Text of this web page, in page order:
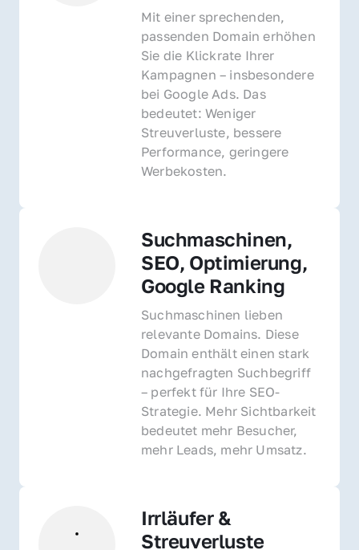
Mit einer sprechenden,
passenden Domain erhöhen
Sie die Klickrate Ihrer
Kampagnen – insbesondere
bei Google Ads. Das
bedeutet: Weniger
Streuverluste, bessere
Performance, geringere
Werbekosten.
Suchmaschinen,
SEO, Optimierung,
Google Ranking
Suchmaschinen lieben
relevante Domains. Diese
Domain enthält einen stark
nachgefragten Suchbegriff
– perfekt für Ihre SEO-
Strategie. Mehr Sichtbarkeit
bedeutet mehr Besucher,
mehr Leads, mehr Umsatz.
Irrläufer &
Streuverluste